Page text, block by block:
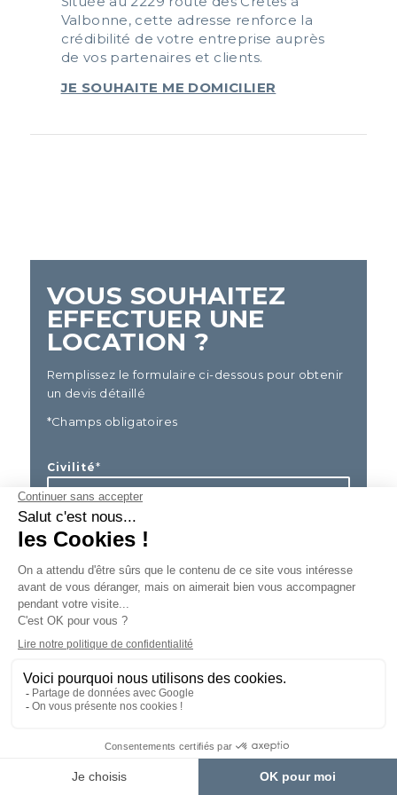
Valbonne, cette adresse renforce la
crédibilité de votre entreprise auprès
de vos partenaires et clients.
JE SOUHAITE ME DOMICILIER
VOUS SOUHAITEZ
EFFECTUER UNE
LOCATION ?
Remplissez le formulaire ci-dessous pour obtenir
un devis détaillé
*Champs obligatoires
Civilité*
Entreprise*
Nom*
Prénom*